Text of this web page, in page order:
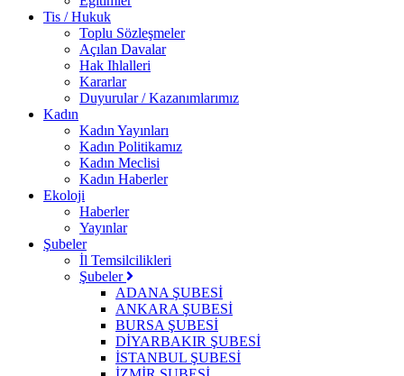
Tis / Hukuk
Toplu Sözleşmeler
Açılan Davalar
Hak Ihlalleri
Kararlar
Duyurular / Kazanımlarımız
Kadın
Kadın Yayınları
Kadın Politikamız
Kadın Meclisi
Kadın Haberler
Ekoloji
Haberler
Yayınlar
Şubeler
İl Temsilcilikleri
Şubeler
ADANA ŞUBESİ
ANKARA ŞUBESİ
BURSA ŞUBESİ
DİYARBAKIR ŞUBESİ
İSTANBUL ŞUBESİ